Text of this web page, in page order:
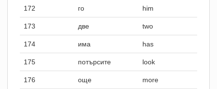
172 го him
173 две two
174 има has
175 потърсите look
176 още more